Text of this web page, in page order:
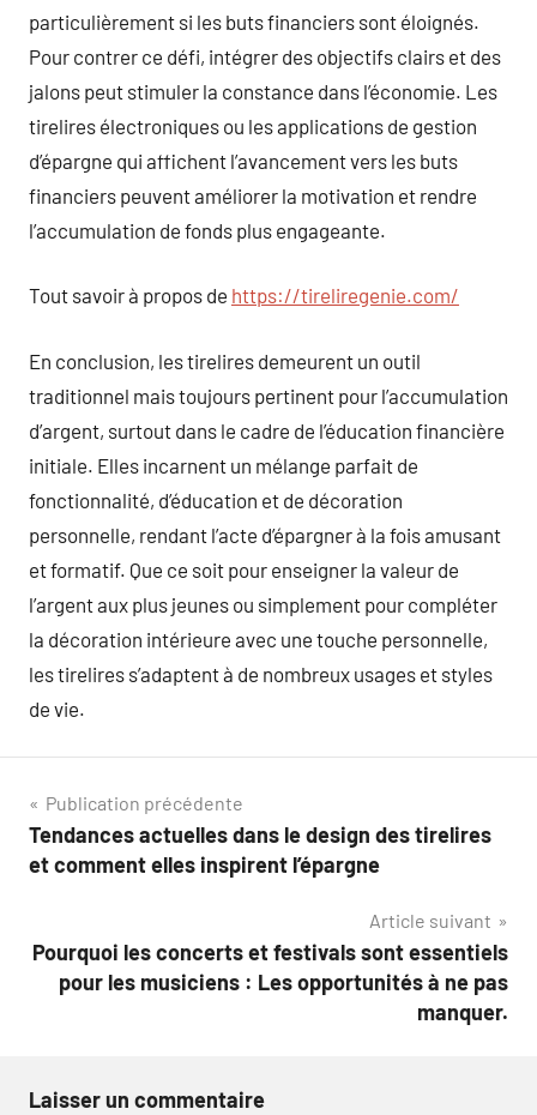
particulièrement si les buts financiers sont éloignés.
Pour contrer ce défi, intégrer des objectifs clairs et des
jalons peut stimuler la constance dans l’économie. Les
tirelires électroniques ou les applications de gestion
d’épargne qui affichent l’avancement vers les buts
financiers peuvent améliorer la motivation et rendre
l’accumulation de fonds plus engageante.
Tout savoir à propos de https://tireliregenie.com/
En conclusion, les tirelires demeurent un outil
traditionnel mais toujours pertinent pour l’accumulation
d’argent, surtout dans le cadre de l’éducation financière
initiale. Elles incarnent un mélange parfait de
fonctionnalité, d’éducation et de décoration
personnelle, rendant l’acte d’épargner à la fois amusant
et formatif. Que ce soit pour enseigner la valeur de
l’argent aux plus jeunes ou simplement pour compléter
la décoration intérieure avec une touche personnelle,
les tirelires s’adaptent à de nombreux usages et styles
de vie.
Navigation
de
Publication précédente
Tendances actuelles dans le design des tirelires
et comment elles inspirent l’épargne
Article suivant
Pourquoi les concerts et festivals sont essentiels
pour les musiciens : Les opportunités à ne pas
manquer.
Laisser un commentaire